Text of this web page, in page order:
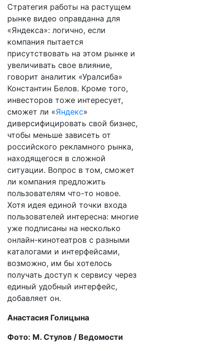
Стратегия работы на растущем
рынке видео оправданна для
«Яндекса»: логично, если
компания пытается
присутствовать на этом рынке и
увеличивать свое влияние,
говорит аналитик «Уралсиба»
Константин Белов. Кроме того,
инвесторов тоже интересует,
сможет ли «Яндекс»
диверсифицировать свой бизнес,
чтобы меньше зависеть от
российского рекламного рынка,
находящегося в сложной
ситуации. Вопрос в том, сможет
ли компания предложить
пользователям что-то новое.
Хотя идея единой точки входа
пользователей интересна: многие
уже подписаны на несколько
онлайн-кинотеатров с разными
каталогами и интерфейсами,
возможно, им бы хотелось
получать доступ к сервису через
единый удобный интерфейс,
добавляет он.
Анастасия Голицына
Фото: М. Стулов / Ведомости